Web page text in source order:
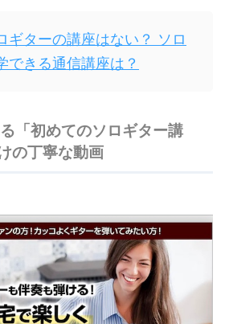
ギターの講座はない？ ソロ
できる通信講座は？
「初めてのソロギター講
の丁寧な動画